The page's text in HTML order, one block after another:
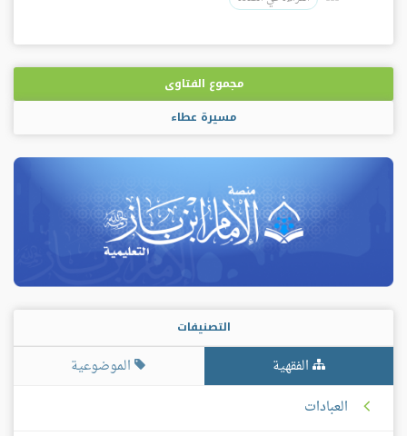
مجموع الفتاوى
مسيرة عطاء
التصنيفات
الفقهية
الموضوعية
العبادات